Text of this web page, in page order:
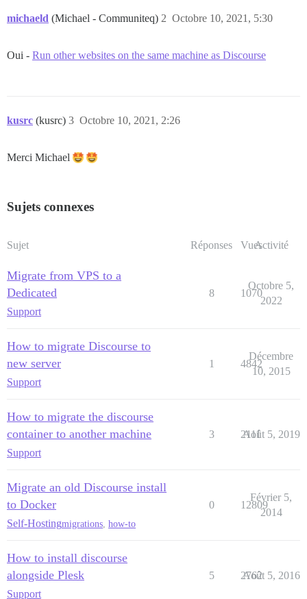
michaeld (Michael - Communiteq) Octobre 10, 2021, 5:30
2
Oui - Run other websites on the same machine as Discourse
kusrc (kusrc) Octobre 10, 2021, 2:26
3
Merci Michael
Sujets connexes
Sujet Réponses VuesActivité
Migrate from VPS to a
Dedicated
Support
8 1070
Octobre 5,
2022
How to migrate Discourse to
new server
Support
1 4842
Décembre
10, 2015
How to migrate the discourse
container to another machine
Support
3 2111
Août 5, 2019
Migrate an old Discourse install
to Docker
Self-Hostingmigrations how-to
0 12809
Février 5,
2014
How to install discourse
alongside Plesk
Support
5 2762
Août 5, 2016